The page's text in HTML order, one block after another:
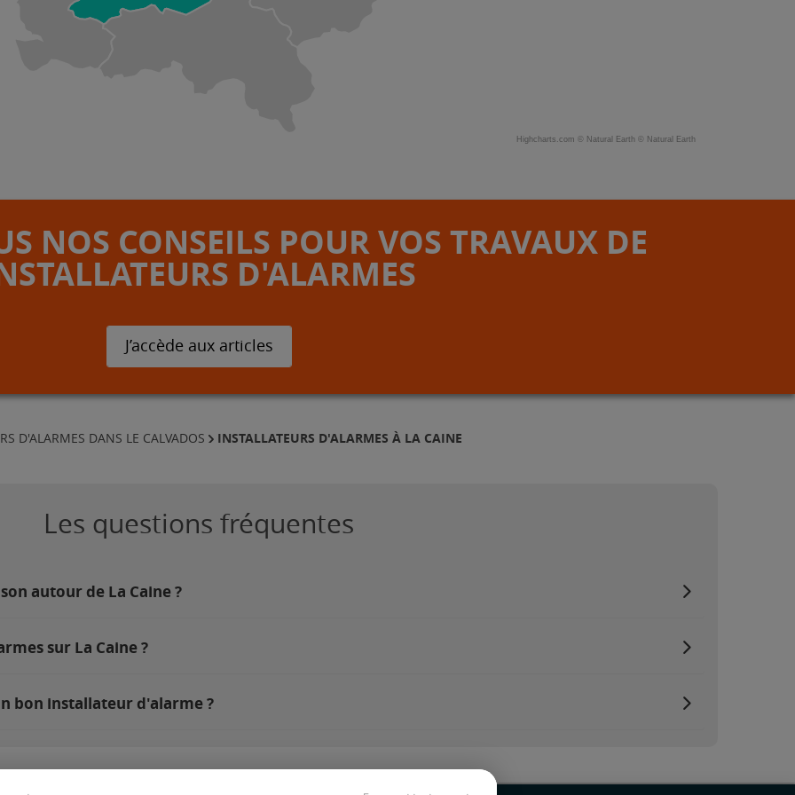
Highcharts.com © Natural Earth © Natural Earth
NOS CONSEILS POUR VOS TRAVAUX DE
D'ALARMES
J’accède aux articles
D'ALARMES DANS LE CALVADOS INSTALLATEURS D'ALARMES À LA CAINE
Les questions fréquentes
autour de La Caine ?
sur La Caine ?
bon installateur d'alarme ?